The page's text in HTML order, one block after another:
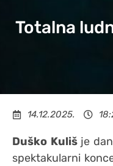
Totalna
14.12.2025.
Duško Kulišje
spektakularni